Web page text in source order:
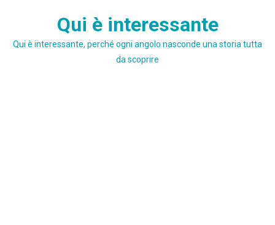
Qui è interessante
Qui è interessante, perché ogni angolo nasconde una storia tutta
da scoprire